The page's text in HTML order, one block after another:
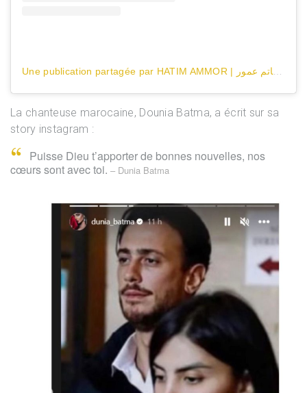
Une publication partagée par HATIM AMMOR | حاتم عمور (@hatimammor)
La chanteuse marocaine, Dounia Batma, a écrit sur sa
story instagram :
❞ Puisse Dieu t’apporter de bonnes nouvelles, nos
cœurs sont avec toi. – Dunia Batma